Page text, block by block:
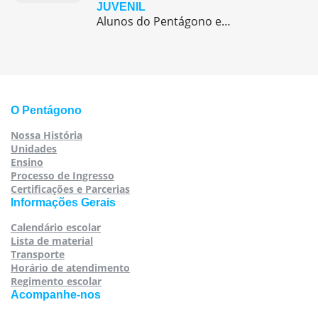
JUVENIL
Alunos do Pentágono embarcaram para a Europa, onde participaram de duas das maiores competições internacionais de futebol juvenil
O Pentágono
Nossa História
Unidades
Ensino
Processo de Ingresso
Certificações e Parcerias
Informações Gerais
Calendário escolar
Lista de material
Transporte
Horário de atendimento
Regimento escolar
Acompanhe-nos